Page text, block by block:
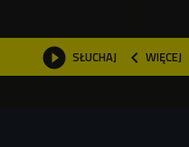
 SŁUCHAJ  WIĘCEJ
